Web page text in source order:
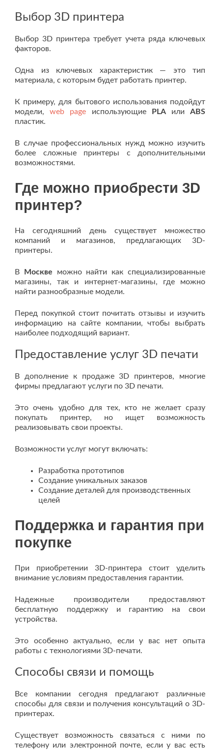
Выбор 3D принтера
Выбор 3D принтера требует учета ряда ключевых
факторов.
Одна из ключевых характеристик — это тип
материала, с которым будет работать принтер.
К примеру, для бытового использования подойдут
модели,web page использующие PLAилиABS
пластик.
В случае профессиональных нужд можно изучить
более сложные принтеры с дополнительными
возможностями.
Где можно приобрести 3D
принтер?
На сегодняшний день существует множество
компаний и магазинов, предлагающих 3D-
принтеры.
В Москве можно найти как специализированные
магазины, так и интернет-магазины, где можно
найти разнообразные модели.
Перед покупкой стоит почитать отзывы и изучить
информацию на сайте компании, чтобы выбрать
наиболее подходящий вариант.
Предоставление услуг 3D печати
В дополнение к продаже 3D принтеров, многие
фирмы предлагают услуги по 3D печати.
Это очень удобно для тех, кто не желает сразу
покупать принтер, но ищет возможность
реализовывать свои проекты.
Возможности услуг могут включать:
Разработка прототипов
Создание уникальных заказов
Создание деталей для производственных
целей
Поддержка и гарантия при
покупке
При приобретении 3D-принтера стоит уделить
внимание условиям предоставления гарантии.
Надежные производители предоставляют
бесплатную поддержку и гарантию на свои
устройства.
Это особенно актуально, если у вас нет опыта
работы с технологиями 3D-печати.
Способы связи и помощь
Все компании сегодня предлагают различные
способы для связи и получения консультаций о 3D-
принтерах.
Существует возможность связаться с ними по
телефону или электронной почте, если у вас есть